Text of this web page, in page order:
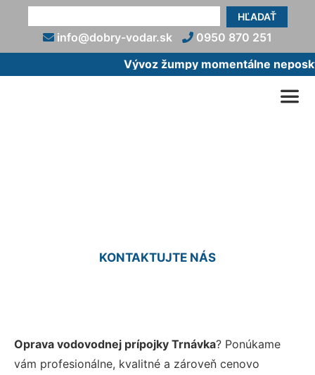
HĽADAŤ
info@dobry-vodar.sk
0950 870 251
Vývoz žumpy momentálne
KONTAKTUJTE NÁS
Oprava vodovodnej prípojky Trnávka? Ponúkame
vám profesionálne, kvalitné a zároveň cenovo